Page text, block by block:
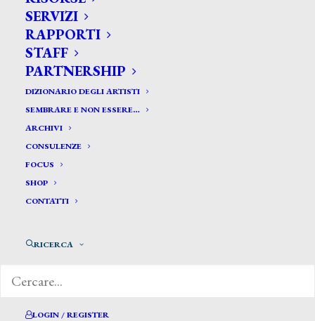
SERVIZI
RAPPORTI
STAFF
PARTNERSHIP
DIZIONARIO DEGLI ARTISTI
SEMBRARE E NON ESSERE…
ARCHIVI
CONSULENZE
FOCUS
SHOP
CONTATTI
RICERCA
LOGIN / REGISTER
Search
for:
Sarri G.